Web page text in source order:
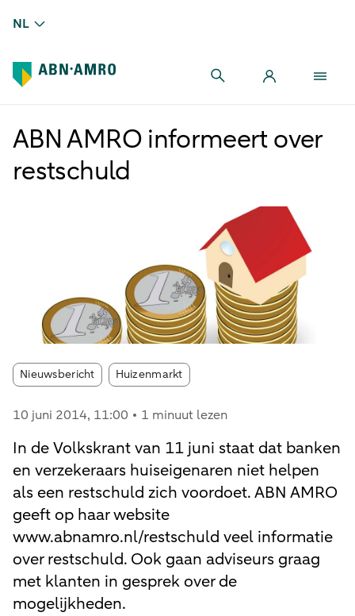
NL
ABN AMRO informeert over
restschuld
Nieuwsbericht Article tags:
Huizenmarkt
10 juni 2014, 11:00 1 minuut lezen
In de Volkskrant van 11 juni staat dat banken
en verzekeraars huiseigenaren niet helpen
als een restschuld zich voordoet. ABN AMRO
geeft op haar website
www.abnamro.nl/restschuld veel informatie
over restschuld. Ook gaan adviseurs graag
met klanten in gesprek over de
mogelijkheden.